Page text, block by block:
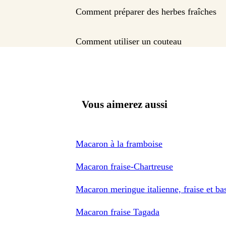
Comment préparer des herbes fraîches
Comment utiliser un couteau
Vous aimerez aussi
Macaron à la framboise
Macaron fraise-Chartreuse
Macaron meringue italienne, fraise et
Macaron fraise Tagada